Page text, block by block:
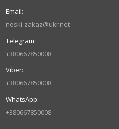
noski-zakaz@ukr.net
+380667850008
+380667850008
+380667850008